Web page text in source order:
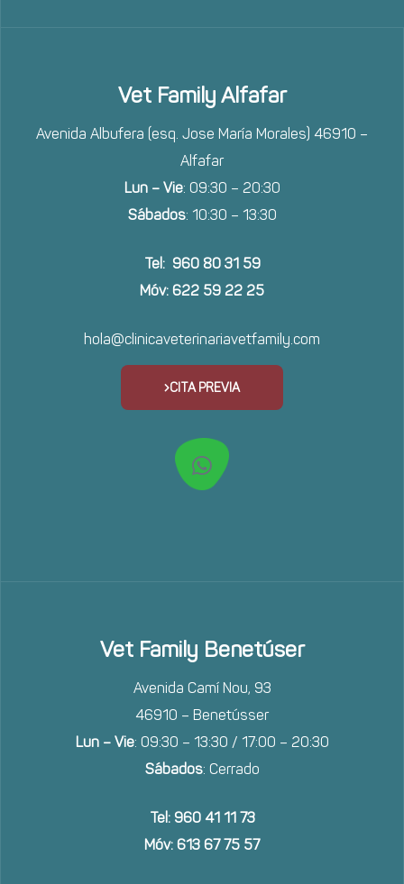
Vet Family Alfafar
Avenida Albufera (esq. Jose María Morales) 46910 –
Alfafar
Lun – Vie: 09:30 – 20:30
Sábados: 10:30 – 13:30
Tel: 960 80 31 59
Móv: 622 59 22 25
hola@clinicaveterinariavetfamily.com
CITA PREVIA
Vet Family Benetúser
Avenida Camí Nou, 93
46910 – Benetússer
Lun – Vie: 09:30 – 13:30 / 17:00 – 20:30
Sábados: Cerrado
Tel: 960 41 11 73
Móv: 613 67 75 57